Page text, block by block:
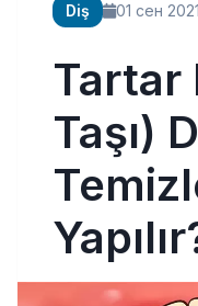
Diş 01 сен 2021
Tartar
Taşı)